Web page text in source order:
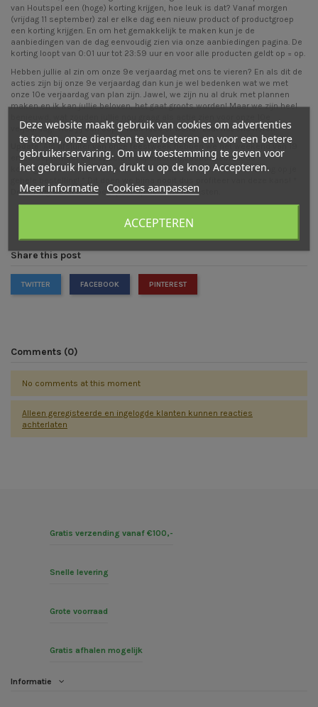
van Houtspel een (hoge) korting krijgen, hoe leuk is dat? Vanaf morgen
(vrijdag 11 september) zal er elke dag een nieuw product of productgroep
een korting krijgen. En om het gemakkelijk te maken kun je de
aanbiedingen van de dag eenvoudig zien via onze aanbiedingen pagina. De
korting loopt van 0:01 uur tot 23:59 uur en voor alle producten geldt op = op.
Hebben jullie al zin om onze 9e verjaardag met ons te vieren? En als dit de
acties zijn bij onze 9e verjaardag dan kun je wel bedenken wat we met
onze 10e verjaardag van plan zijn. Jawel, we zijn nu al druk met plannen
maken en ik kan jullie beloven, het gaat groots worden! Maar we zijn heel
verjaardag? Heb jij een super leuk idee of wens? Laat het ons horen!
: Als afsluiter van onze feestweek hebben we het weekend van 19
en 20 september een speciale superkortingsactie: Gebruik de
kortingscode:HoeraHoutspel9in het winkelmandje voor 15% korting op je
De korting wordt niet toegepast op de verzendkosten.
Share this post
TWITTER FACEBOOK PINTEREST
Comments (0)
No comments at this moment
Alleen geregisteerde en ingelogde klanten kunnen reacties
achterlaten
Gratis verzending vanaf €100,-
Snelle levering
Grote voorraad
Gratis afhalen mogelijk
Informatie
Deze website maakt gebruik van cookies om advertenties
te tonen, onze diensten te verbeteren en voor een betere
gebruikerservaring. Om uw toestemming te geven voor
het gebruik hiervan, drukt u op de knop Accepteren.
Meer informatie Cookies aanpassen
ACCEPTEREN